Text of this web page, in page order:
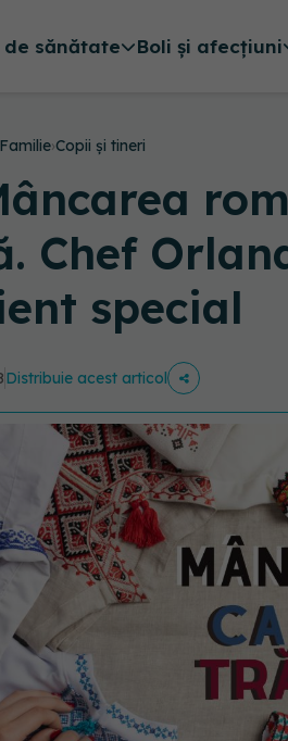
de sănătate Boli și afecțiuni
›Copii și tineri
Chef
special
Distribuie acest articol